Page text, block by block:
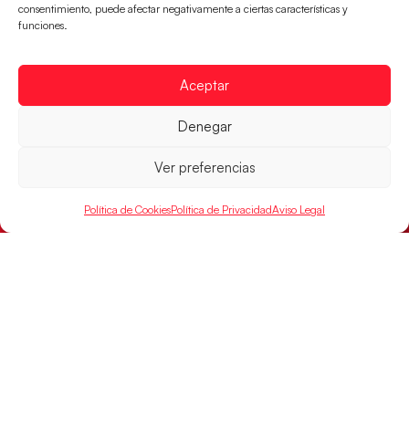
consentimiento, puede afectar negativamente a ciertas características y
funciones.
Aceptar
Denegar
Ver preferencias
Política de CookiesPolítica de PrivacidadAviso Legal
conquistar el bronce del EHF EURO 2026
el partido por el bronce del Campeonato de Europa,